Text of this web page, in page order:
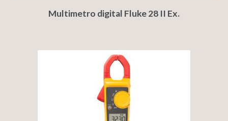
Multimetro digital Fluke 28 II Ex.